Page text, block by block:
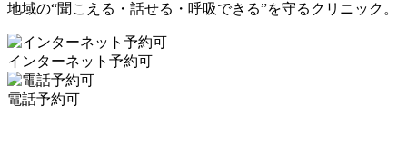
地域の“聞こえる・話せる・呼吸できる”を守るクリニック。
インターネット予約可
電話予約可